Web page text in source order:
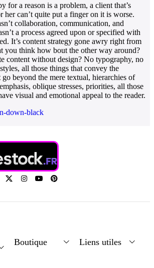
for a reason is a problem, a client that’s
her can’t quite put a finger on it is worse.
collaboration, communication, and
a process agreed upon or specified with
It’s content strategy gone awry right from
you think how bout the other way around?
content without design? No typography, no
all those things that convey the
beyond the mere textual, hierarchies of
oblique stresses, priorities, all those
visual and emotional appeal to the reader.
Boutique Liens utiles